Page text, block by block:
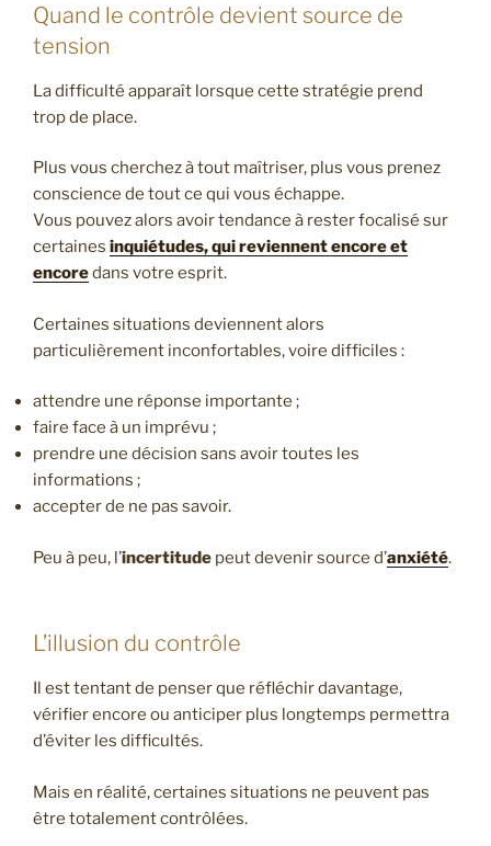
Quand le contrôle devient source de
tension
La difficulté apparaît lorsque cette stratégie prend
trop de place.
Plus vous cherchez à tout maîtriser, plus vous prenez
conscience de tout ce qui vous échappe.
Vous pouvez alors avoir tendance à rester focalisé sur
certaines inquiétudes, qui reviennent encore et
encoredans votre esprit.
Certaines situations deviennent alors
particulièrement inconfortables, voire difficiles :
attendre une réponse importante ;
faire face à un imprévu ;
prendre une décision sans avoir toutes les
informations ;
accepter de ne pas savoir.
Peu à peu, l’incertitude peut devenir source d’anxiété.
L’illusion du contrôle
Il est tentant de penser que réfléchir davantage,
vérifier encore ou anticiper plus longtemps permettra
d’éviter les difficultés.
Mais en réalité, certaines situations ne peuvent pas
être totalement contrôlées.